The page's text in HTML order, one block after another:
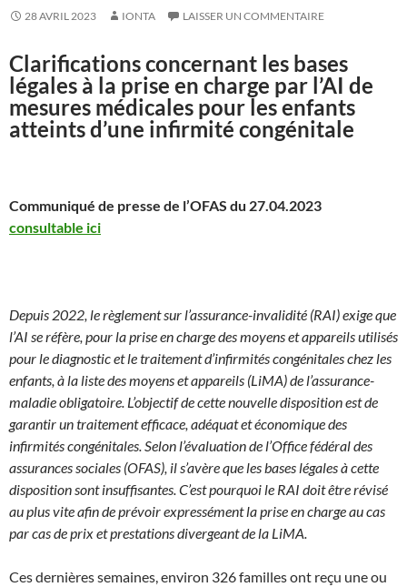
28 AVRIL 2023 IONTA LAISSER UN COMMENTAIRE
Clarifications concernant les bases
légales à la prise en charge par l’AI de
mesures médicales pour les enfants
atteints d’une infirmité congénitale
Communiqué de presse de l’OFAS du 27.04.2023
consultable ici
Depuis 2022, le règlement sur l’assurance-invalidité (RAI) exige que
l’AI se réfère, pour la prise en charge des moyens et appareils utilisés
pour le diagnostic et le traitement d’infirmités congénitales chez les
enfants, à la liste des moyens et appareils (LiMA) de l’assurance-
maladie obligatoire. L’objectif de cette nouvelle disposition est de
garantir un traitement efficace, adéquat et économique des
infirmités congénitales. Selon l’évaluation de l’Office fédéral des
assurances sociales (OFAS), il s’avère que les bases légales à cette
disposition sont insuffisantes. C’est pourquoi le RAI doit être révisé
au plus vite afin de prévoir expressément la prise en charge au cas
par cas de prix et prestations divergeant de la LiMA.
Ces dernières semaines, environ 326 familles ont reçu une ou